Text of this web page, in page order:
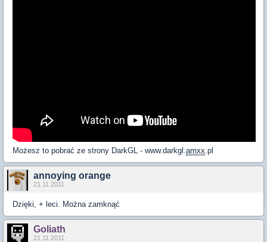
Możesz to pobrać ze strony DarkGL - www.darkgl. amxx .pl
annoying orange
21.11.2011
Dzięki, + leci. Można zamknąć
Goliath
21.11.2011